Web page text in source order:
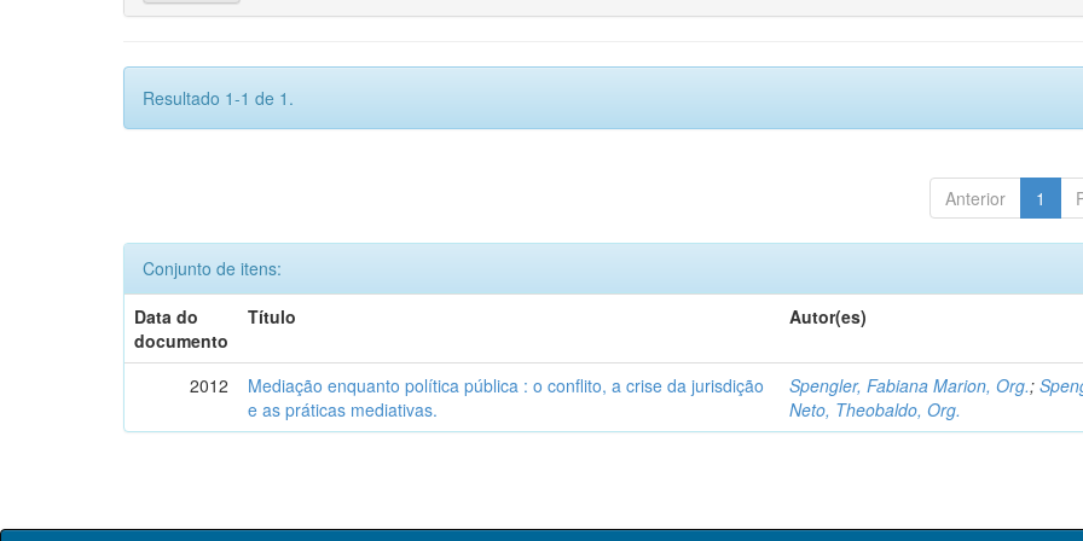
Resultado 1-1 de 1.
Anterior 1
Conjunto de itens:
Data do
documento
Título Autor(es)
2012
Mediação enquanto política pública : o conflito, a crise da jurisdição
e as práticas mediativas.
Spengler, Fabiana Marion, Org.;
Neto, Theobaldo, Org.